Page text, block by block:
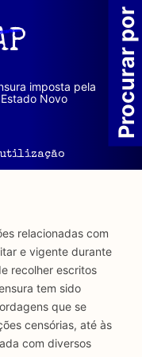
imposta pela
Novo
utilização
relacionadas com
e vigente durante
recolher escritos
tem sido
que se
censórias, até às
com diversos
Procurar por